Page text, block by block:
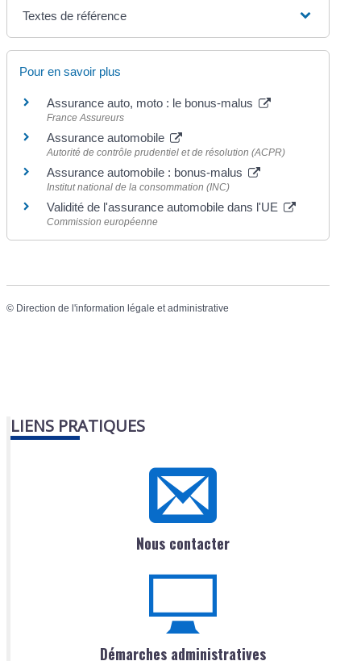
Textes de référence
Pour en savoir plus
Assurance auto, moto : le bonus-malus
France Assureurs
Assurance automobile
Autorité de contrôle prudentiel et de résolution (ACPR)
Assurance automobile : bonus-malus
Institut national de la consommation (INC)
Validité de l'assurance automobile dans l'UE
Commission européenne
© Direction de l'information légale et administrative
LIENS PRATIQUES
Nous contacter
Démarches administratives